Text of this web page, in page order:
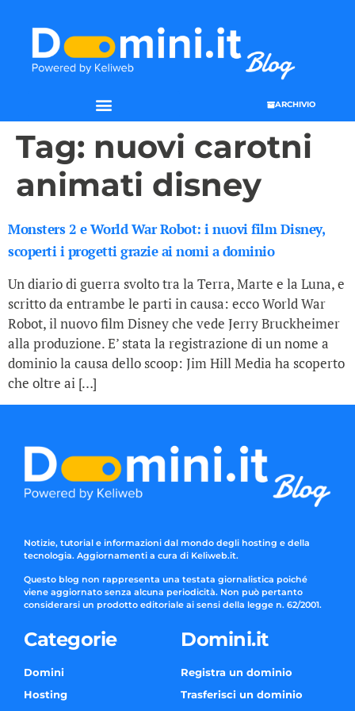
ARCHIVIO
Tag: nuovi carotni
animati disney
Monsters 2 e World War Robot: i nuovi film Disney,
scoperti i progetti grazie ai nomi a dominio
Un diario di guerra svolto tra la Terra, Marte e la Luna, e
scritto da entrambe le parti in causa: ecco World War
Robot, il nuovo film Disney che vede Jerry Bruckheimer
alla produzione. E’ stata la registrazione di un nome a
dominio la causa dello scoop: Jim Hill Media ha scoperto
che oltre ai […]
Notizie, tutorial e informazioni dal mondo degli hosting e della
tecnologia. Aggiornamenti a cura di Keliweb.it.
Questo blog non rappresenta una testata giornalistica poiché
viene aggiornato senza alcuna periodicità. Non può pertanto
considerarsi un prodotto editoriale ai sensi della legge n. 62/2001.
Categorie
Domini
Hosting
Domini.it
Registra un dominio
Trasferisci un dominio